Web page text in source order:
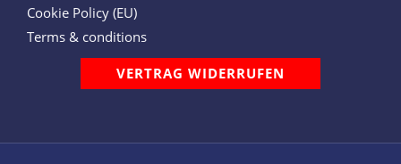
Cookie Policy (EU)
Terms & conditions
VERTRAG WIDERRUFEN